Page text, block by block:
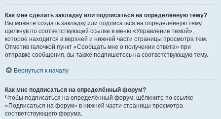
Как мне сделать закладку или подписаться на определённую тему?
Вы можете создать закладку или подписаться на определённую тему,
щёлкнув по соответствующей ссылке в меню «Управление темой»,
которое находится в верхней и нижней части страницы просмотра тем.
Отметив галочкой пункт «Сообщать мне о получении ответа» при
отправке сообщения, вы также подпишетесь на соответствующую тему.
Вернуться к началу
Как мне подписаться на определённый форум?
Чтобы подписаться на определённый форум, щёлкните по ссылке
«Подписаться на форум» в нижней части страницы просмотра
соответствующего форума.